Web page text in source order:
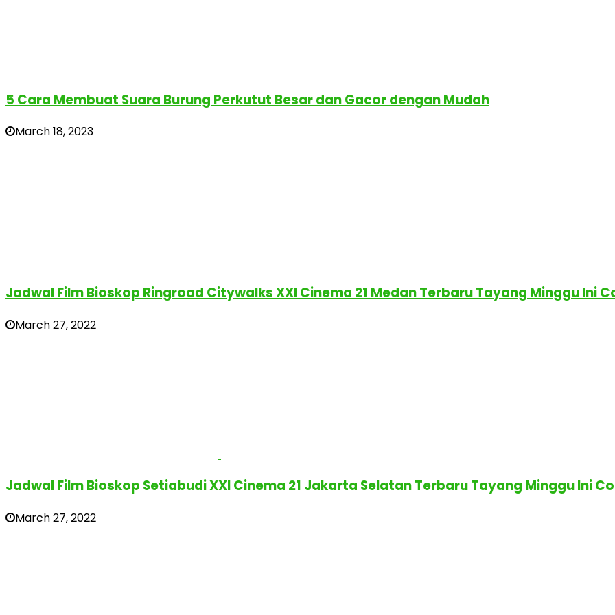
5 Cara Membuat Suara Burung Perkutut Besar dan Gacor dengan Mudah
March 18, 2023
Jadwal Film Bioskop Ringroad Citywalks XXI Cinema 21 Medan Terbaru Tayang Minggu Ini
March 27, 2022
Jadwal Film Bioskop Setiabudi XXI Cinema 21 Jakarta Selatan Terbaru Tayang Minggu Ini
March 27, 2022